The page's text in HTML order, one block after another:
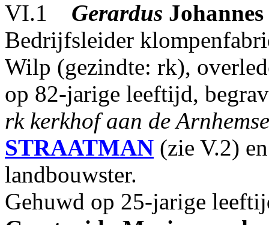
VI.1 Gerardus Johannes
Bedrijfsleider
Wilp (gezindte: rk),
op 82-jarige leeftijd,
rk kerkhof aan de
STRAATMAN (zie V.2)
landbouwster.
Gehuwd op 25-jarige